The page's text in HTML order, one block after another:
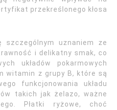
przekreślonego kłosa
szczególnym uznaniem ze
i delikatny smak, co
układów pokarmowych
witamin z grupy B, które są
funkcjonowania układu
takich jak żelazo, ważne
Płatki ryżowe, choć